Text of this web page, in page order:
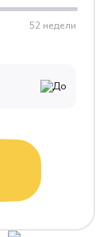
52 недели
До